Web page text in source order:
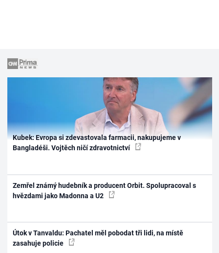
Kubek: Evropa si zdevastovala farmacii, nakupujeme v
Bangladéši. Vojtěch ničí zdravotnictví
Zemřel známý hudebník a producent Orbit. Spolupracoval s
hvězdami jako Madonna a U2
Útok v Tanvaldu: Pachatel měl pobodat tři lidi, na místě
zasahuje policie